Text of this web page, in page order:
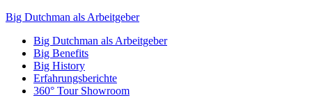
Big Dutchman als Arbeitgeber
Big Dutchman als Arbeitgeber
Big Benefits
Big History
Erfahrungsberichte
360° Tour Showroom